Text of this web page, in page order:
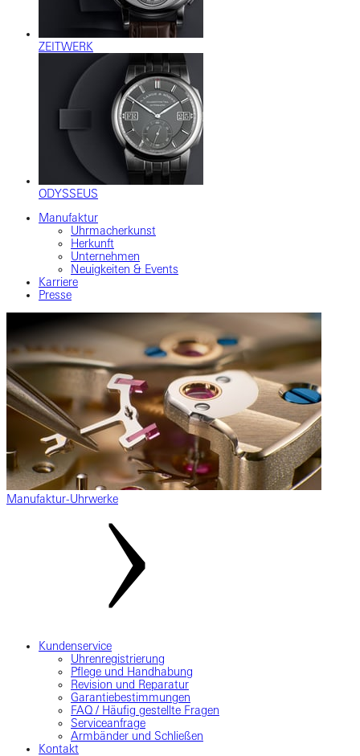
ZEITWERK
ODYSSEUS
Manufaktur
Uhrmacherkunst
Herkunft
Unternehmen
Neuigkeiten & Events
Karriere
Presse
Manufaktur-Uhrwerke
Kundenservice
Uhrenregistrierung
Pflege und Handhabung
Revision und Reparatur
Garantiebestimmungen
FAQ / Häufig gestellte Fragen
Serviceanfrage
Armbänder und Schließen
Kontakt